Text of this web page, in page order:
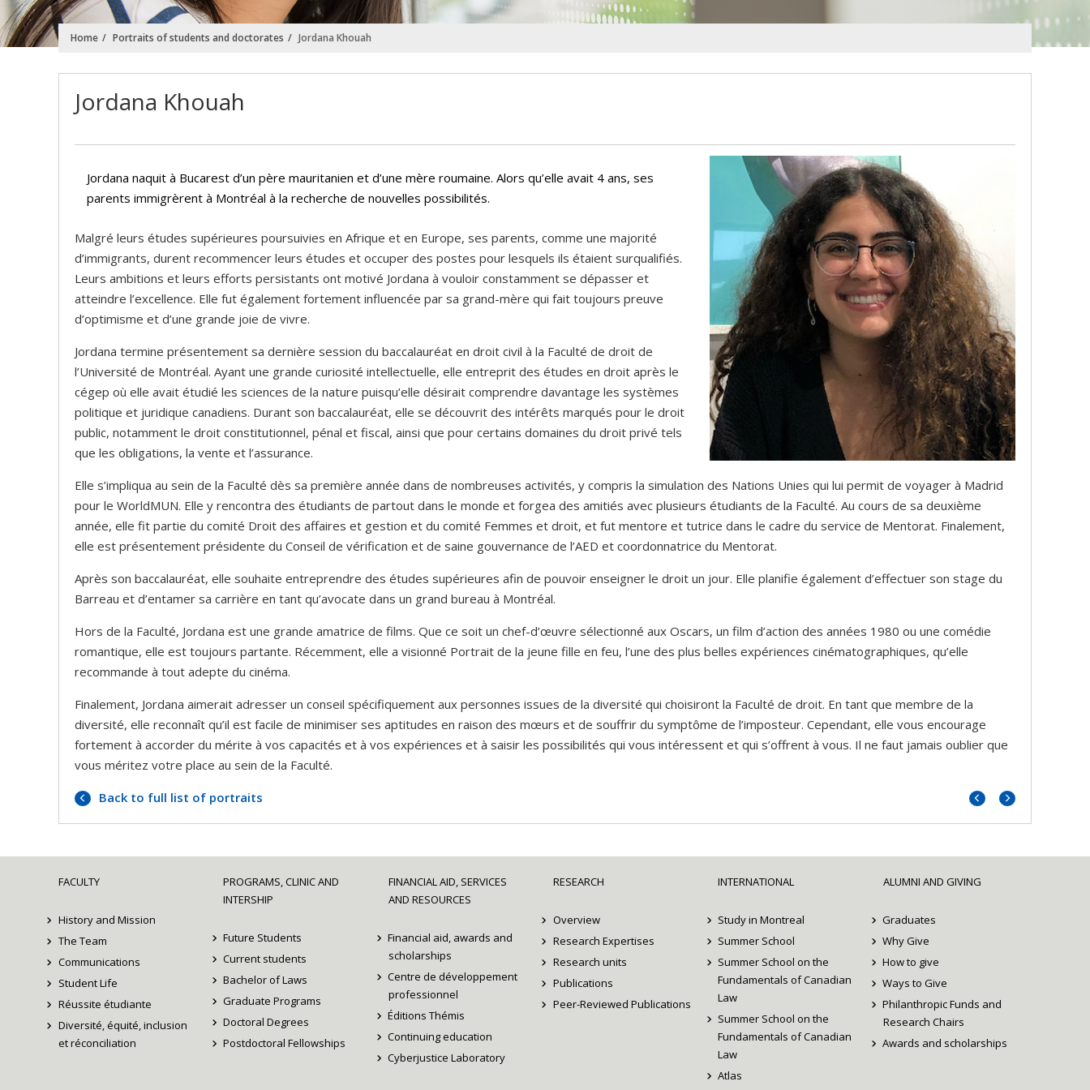
Home Portraits of students and doctorates Jordana Khouah
Jordana Khouah
Jordana naquit à Bucarest d’un père mauritanien et d’une mère roumaine. Alors qu’elle avait 4 ans, ses
parents immigrèrent à Montréal à la recherche de nouvelles possibilités.
Malgré leurs études supérieures poursuivies en Afrique et en Europe, ses parents, comme une majorité
d’immigrants, durent recommencer leurs études et occuper des postes pour lesquels ils étaient surqualifiés.
Leurs ambitions et leurs efforts persistants ont motivé Jordana à vouloir constamment se dépasser et
atteindre l’excellence. Elle fut également fortement influencée par sa grand-mère qui fait toujours preuve
d’optimisme et d’une grande joie de vivre.
Jordana termine présentement sa dernière session du baccalauréat en droit civil à la Faculté de droit de
l’Université de Montréal. Ayant une grande curiosité intellectuelle, elle entreprit des études en droit après le
cégep où elle avait étudié les sciences de la nature puisqu’elle désirait comprendre davantage les systèmes
politique et juridique canadiens. Durant son baccalauréat, elle se découvrit des intérêts marqués pour le droit
public, notamment le droit constitutionnel, pénal et fiscal, ainsi que pour certains domaines du droit privé tels
que les obligations, la vente et l’assurance.
Elle s’impliqua au sein de la Faculté dès sa première année dans de nombreuses activités, y compris la simulation des Nations Unies qui lui permit de voyager à Madrid
pour le WorldMUN. Elle y rencontra des étudiants de partout dans le monde et forgea des amitiés avec plusieurs étudiants de la Faculté. Au cours de sa deuxième
année, elle fit partie du comité Droit des affaires et gestion et du comité Femmes et droit, et fut mentore et tutrice dans le cadre du service de Mentorat. Finalement,
elle est présentement présidente du Conseil de vérification et de saine gouvernance de l’AED et coordonnatrice du Mentorat.
Après son baccalauréat, elle souhaite entreprendre des études supérieures afin de pouvoir enseigner le droit un jour. Elle planifie également d’effectuer son stage du
Barreau et d’entamer sa carrière en tant qu’avocate dans un grand bureau à Montréal.
Hors de la Faculté, Jordana est une grande amatrice de films. Que ce soit un chef-d’œuvre sélectionné aux Oscars, un film d’action des années 1980 ou une comédie
romantique, elle est toujours partante. Récemment, elle a visionné Portrait de la jeune fille en feu, l’une des plus belles expériences cinématographiques, qu’elle
recommande à tout adepte du cinéma.
Finalement, Jordana aimerait adresser un conseil spécifiquement aux personnes issues de la diversité qui choisiront la Faculté de droit. En tant que membre de la
diversité, elle reconnaît qu’il est facile de minimiser ses aptitudes en raison des mœurs et de souffrir du symptôme de l’imposteur. Cependant, elle vous encourage
fortement à accorder du mérite à vos capacités et à vos expériences et à saisir les possibilités qui vous intéressent et qui s’offrent à vous. Il ne faut jamais oublier que
vous méritez votre place au sein de la Faculté.
Back to full list of portraits
Previous
Next
FACULTY
History and Mission
The Team
Communications
Student Life
Réussite étudiante
Diversité, équité, inclusion
et réconciliation
PROGRAMS, CLINIC AND
INTERSHIP
Future Students
Current students
Bachelor of Laws
Graduate Programs
Doctoral Degrees
Postdoctoral Fellowships
FINANCIAL AID, SERVICES
AND RESOURCES
Financial aid, awards and
scholarships
Centre de développement
professionnel
Éditions Thémis
Continuing education
Cyberjustice Laboratory
RESEARCH
Overview
Research Expertises
Research units
Publications
Peer-Reviewed Publications
INTERNATIONAL
Study in Montreal
Summer School
Summer School on the
Fundamentals of Canadian
Law
Summer School on the
Fundamentals of Canadian
Law
Atlas
ALUMNI AND GIVING
Graduates
Why Give
How to give
Ways to Give
Philanthropic Funds and
Research Chairs
Awards and scholarships